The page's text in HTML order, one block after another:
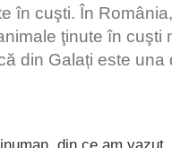
în cuşti. În
ţinute în cuşti
din Galați este una